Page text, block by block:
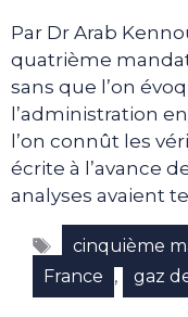
Par Dr Arab
quatrième
sans que l’on
l’administration
l’on connût les
écrite à l’avance
analyses avaient
Étiquettes
cinquième
France , gaz